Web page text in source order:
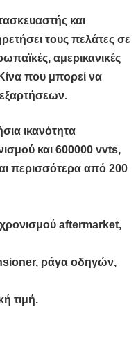
και
τους πελάτες σε
αμερικανικές
που μπορεί να
ικανότητα
και 600000 vvts,
περισσότερα από 200
aftermarket,
ράγα οδηγών,
τιμή.